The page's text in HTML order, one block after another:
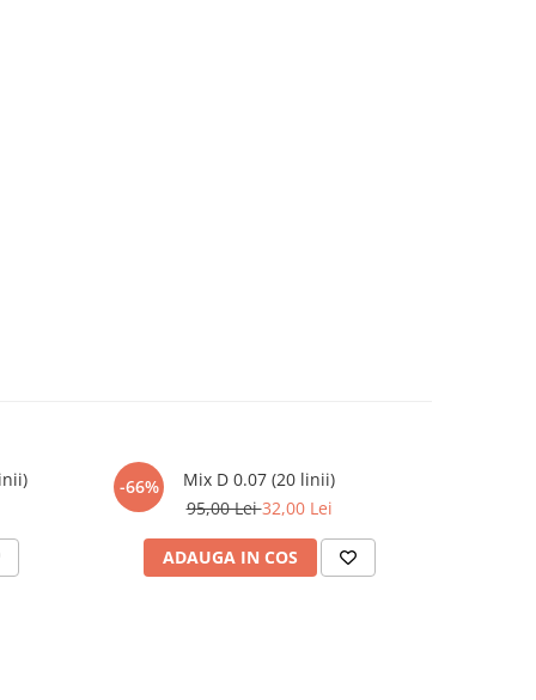
-66%
Mix D 0.07 (20 linii)
95,00 Lei32,00 Lei
ADAUGA IN COS